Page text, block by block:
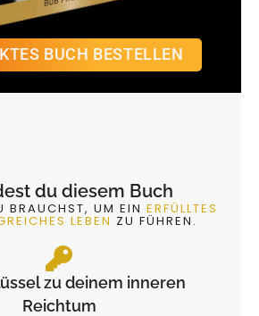
BUCH BESTELLEN
du diesem Buch
BRAUCHST, UM EIN ERFÜLLTES
LEBEN ZU FÜHREN.
zu deinem inneren
Reichtum